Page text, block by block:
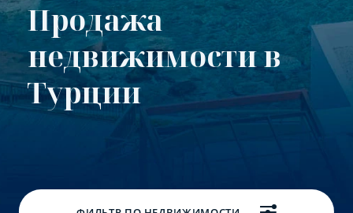
Продажа
недвижимости в
Турции